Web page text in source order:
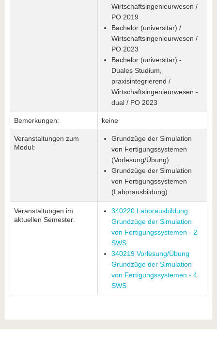
Wirtschaftsingenieurwesen /
PO 2019
Bachelor (universitär) /
Wirtschaftsingenieurwesen /
PO 2023
Bachelor (universitär) -
Duales Studium,
praxisintegrierend /
Wirtschaftsingenieurwesen -
dual / PO 2023
Bemerkungen: keine
Veranstaltungen zum
Modul:
Grundzüge der Simulation
von Fertigungssystemen
(Vorlesung/Übung)
Grundzüge der Simulation
von Fertigungssystemen
(Laborausbildung)
Veranstaltungen im
aktuellen Semester:
340220 Laborausbildung
Grundzüge der Simulation
von Fertigungssystemen - 2
SWS
340219 Vorlesung/Übung
Grundzüge der Simulation
von Fertigungssystemen - 4
SWS